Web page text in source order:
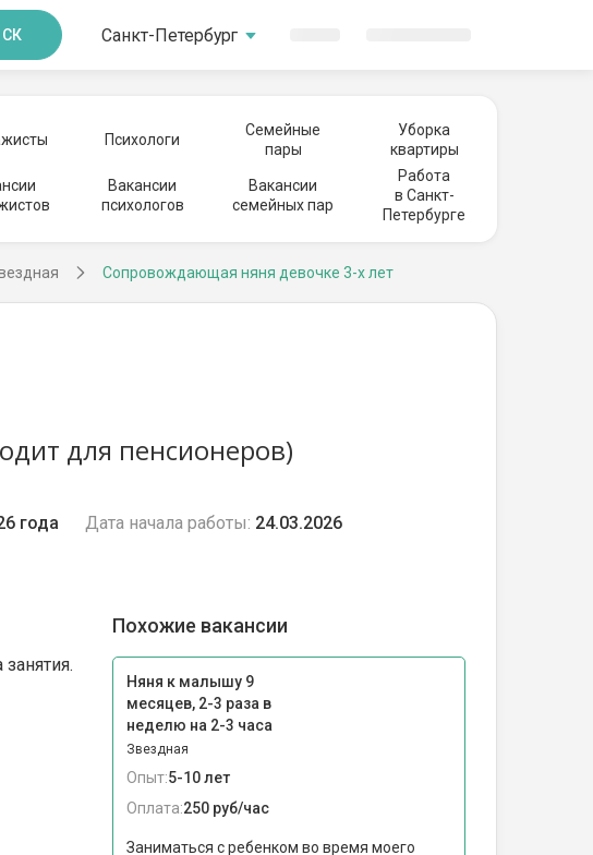
Санкт-Петербург
Психологи
Семейные
пары
Уборка
квартиры
Вакансии
психологов
Вакансии
семейных пар
Работа
в Санкт-
Петербурге
Сопровождающая няня девочке 3-х лет
для пенсионеров)
года Дата начала работы: 24.03.2026
Похожие вакансии
Няня к малышу 9
месяцев, 2-3 раза в
неделю на 2-3 часа
Звездная
Опыт:5-10 лет
Оплата:250 руб/час
Заниматься с ребенком во время моего